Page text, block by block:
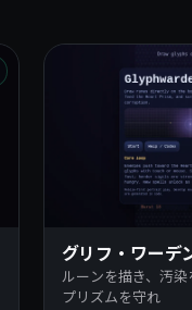
グリフ・ワーデ
ルーンを描き、汚
プリズムを守れ